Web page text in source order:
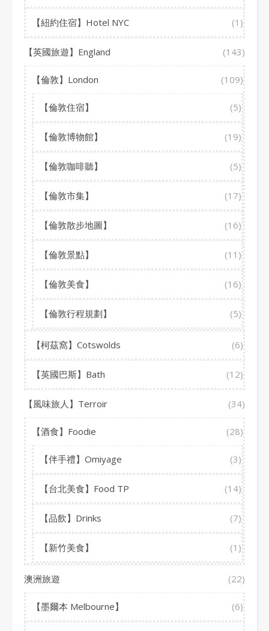
【紐約住宿】Hotel NYC (1)
【英國旅遊】England (143)
【倫敦】London (109)
【倫敦住宿】 (5)
【倫敦博物館】 (19)
【倫敦咖啡聽】 (5)
【倫敦市集】 (17)
【倫敦散步地圖】 (16)
【倫敦景點】 (11)
【倫敦美食】 (16)
【倫敦行程規劃】 (5)
【柯茲窩】Cotswolds (6)
【英國巴斯】Bath (12)
【風味旅人】Terroir (34)
【酒食】Foodie (28)
【伴手禮】Omiyage (3)
【台北美食】Food TP (14)
【品飲】Drinks (7)
【新竹美食】 (1)
澳洲旅遊 (22)
【墨爾本 Melbourne】 (6)